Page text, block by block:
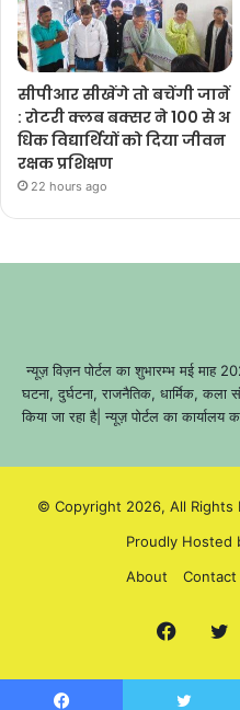
सीपीआर सीखेंगे तो बचेंगी जानें
: रोटरी क्लब बक्सर ने 100 से अ
धिक विद्यार्थियों को दिया जीवन
रक्षक प्रशिक्षण
22 hours ago
न्यूज़ विज़न पोर्टल का शुभारम्भ मई माह
घटना, दुर्घटना, राजनैतिक, धार्मिक,
किया जा रहा है| न्यूज़ पोर्टल का
© Copyright 2026, All Rights
Proudly Hosted
About
Contact